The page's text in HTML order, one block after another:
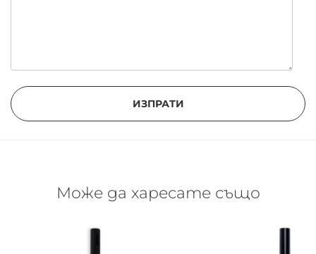
ИЗПРАТИ
Може да харесате също